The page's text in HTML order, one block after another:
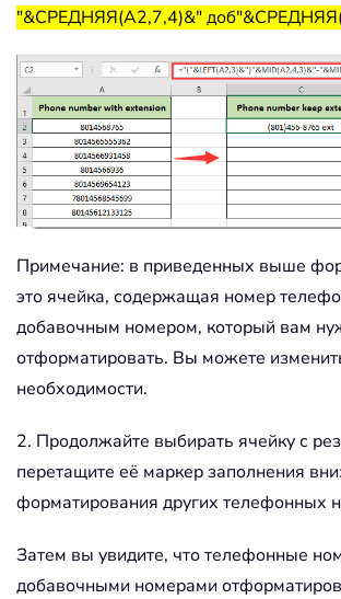
"&СРЕДНЯЯ(A2,7,4)&"
Примечание: в приведенных выше
это ячейка, содержащая номер
добавочным номером, который вам
отформатировать. Вы можете
необходимости.
2. Продолжайте выбирать ячейку с
перетащите её маркер заполнения
форматирования других телефонных
Затем вы увидите, что телефонные
добавочными номерами